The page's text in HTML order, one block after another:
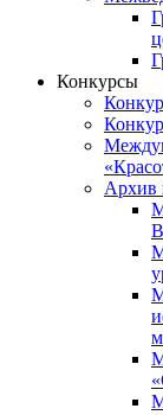
Конкурсы
Архив